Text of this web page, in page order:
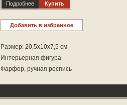
Подробнее Купить
Добавить в избранное
Размер: 20,5х10х7,5 см
Интерьерная фигура
Фарфор, ручная роспись